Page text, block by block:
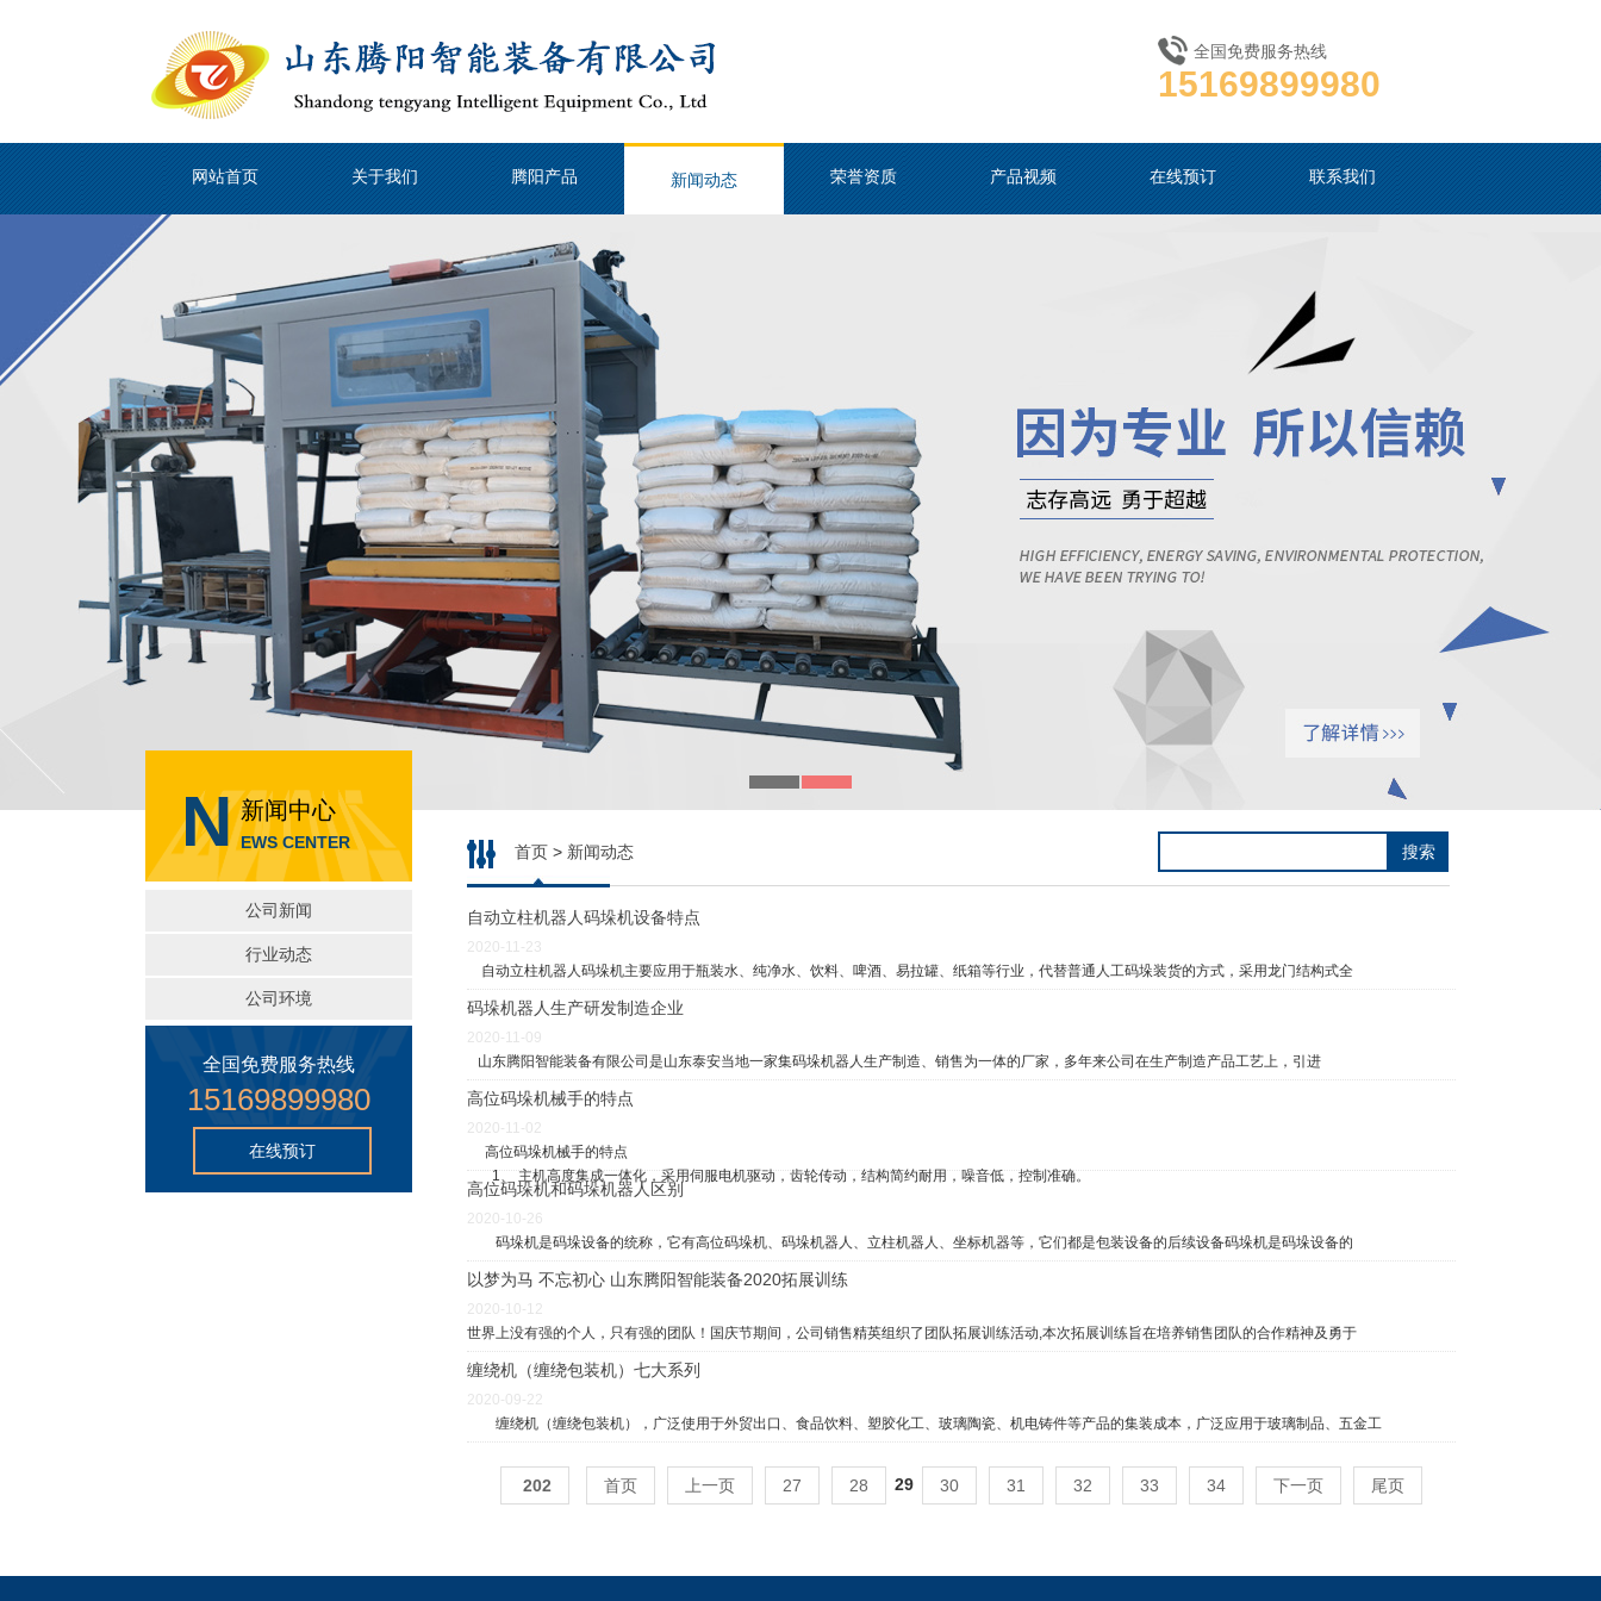
全国免费服务热线
15169899980
网站首页 关于我们 腾阳产品 新闻动态 荣誉资质 产品视频 在线预订 联系我们
N 新闻中心
EWS CENTER
公司新闻
行业动态
公司环境
全国免费服务热线
15169899980
在线预订
首页 > 新闻动态
自动立柱机器人码垛机设备特点
2020-11-23
自动立柱机器人码垛机主要应用于瓶装水、纯净水、饮料、啤酒、易拉罐、纸箱等行业，代替普通人工码垛装货的方式，采用龙门结构式全
码垛机器人生产研发制造企业
2020-11-09
山东腾阳智能装备有限公司是山东泰安当地一家集码垛机器人生产制造、销售为一体的厂家，多年来公司在生产制造产品工艺上，引进
高位码垛机械手的特点
2020-11-02
高位码垛机械手的特点
1、 主机高度集成一体化，采用伺服电机驱动，齿轮传动，结构简约耐用，噪音低，控制准确。
高位码垛机和码垛机器人区别
2020-10-26
码垛机是码垛设备的统称，它有高位码垛机、码垛机器人、立柱机器人、坐标机器等，它们都是包装设备的后续设备码垛机是码垛设备的
以梦为马 不忘初心 山东腾阳智能装备2020拓展训练
2020-10-12
世界上没有强的个人，只有强的团队！国庆节期间，公司销售精英组织了团队拓展训练活动,本次拓展训练旨在培养销售团队的合作精神及勇于
缠绕机（缠绕包装机）七大系列
2020-09-22
缠绕机（缠绕包装机），广泛使用于外贸出口、食品饮料、塑胶化工、玻璃陶瓷、机电铸件等产品的集装成本，广泛应用于玻璃制品、五金工
202 首页 上一页 27 28 29 30 31 32 33 34 下一页 尾页